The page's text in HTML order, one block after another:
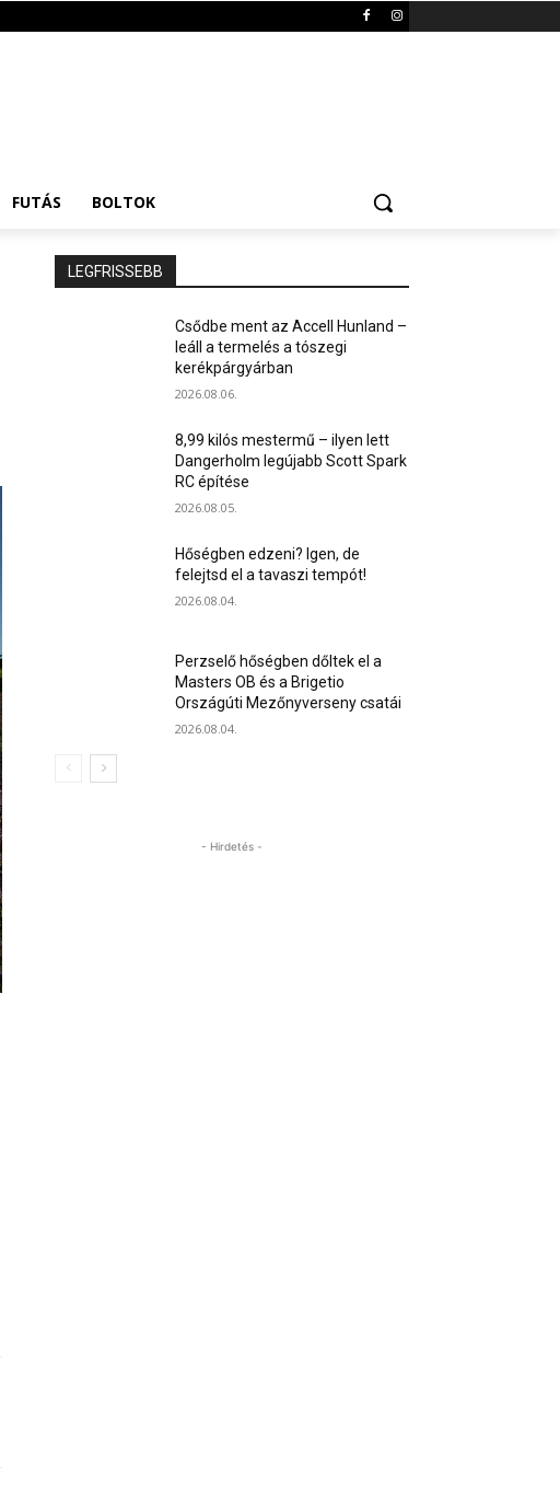
FUTÁS BOLTOK
LEGFRISSEBB
Csődbe ment az Accell Hunland –
leáll a termelés a tószegi
kerékpárgyárban
2026.08.06.
8,99 kilós mestermű – ilyen lett
Dangerholm legújabb Scott Spark
RC építése
2026.08.05.
Hőségben edzeni? Igen, de
felejtsd el a tavaszi tempót!
2026.08.04.
Perzselő hőségben dőltek el a
Masters OB és a Brigetio
Országúti Mezőnyverseny csatái
2026.08.04.
- Hirdetés -